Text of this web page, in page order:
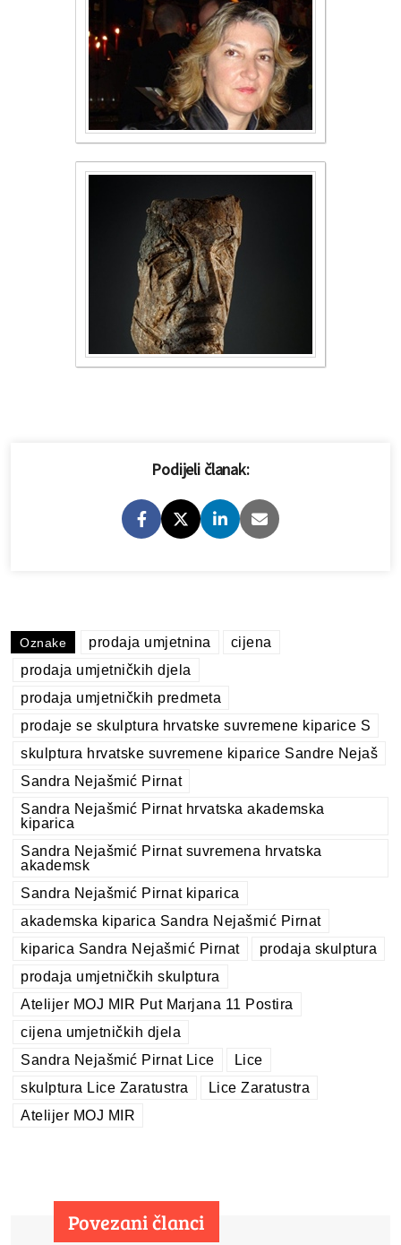
Podijeli članak:
Oznake prodaja umjetnina
cijena
prodaja umjetničkih djela
prodaja umjetničkih predmeta
prodaje se skulptura hrvatske suvremene kiparice S
skulptura hrvatske suvremene kiparice Sandre Nejaš
Sandra Nejašmić Pirnat
Sandra Nejašmić Pirnat hrvatska akademska
kiparica
Sandra Nejašmić Pirnat suvremena hrvatska
akademsk
Sandra Nejašmić Pirnat kiparica
akademska kiparica Sandra Nejašmić Pirnat
kiparica Sandra Nejašmić Pirnat
prodaja skulptura
prodaja umjetničkih skulptura
Atelijer MOJ MIR Put Marjana 11 Postira
cijena umjetničkih djela
Sandra Nejašmić Pirnat Lice
Lice
skulptura Lice Zaratustra
Lice Zaratustra
Atelijer MOJ MIR
Povezani članci